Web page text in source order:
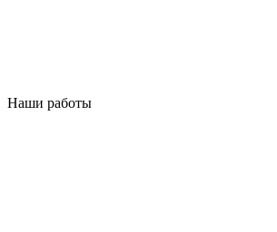
Наши работы